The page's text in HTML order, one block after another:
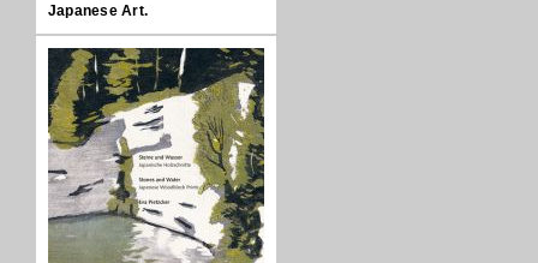
Japanese Art.